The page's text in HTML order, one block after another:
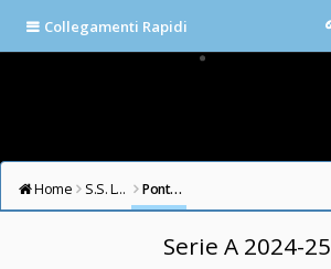
Collegamenti Rapidi
Home S.S. LAZIO FORUM Ponte Milvio
Serie A 2024-25